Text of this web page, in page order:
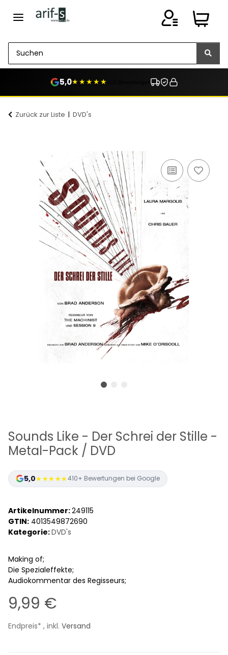
5,0★★★★★
Zurück zur Liste DVD's
Sounds Like - Der Schrei der Stille -
Metal-Pack / DVD
5,0★★★★★410+ Bewertungen bei Google
Artikelnummer:249115
GTIN: 4013549872690
Kategorie:DVD's
Making of;
Die Spezialeffekte;
Audiokommentar des Regisseurs;
9,99 €
Endpreis* , inkl. Versand